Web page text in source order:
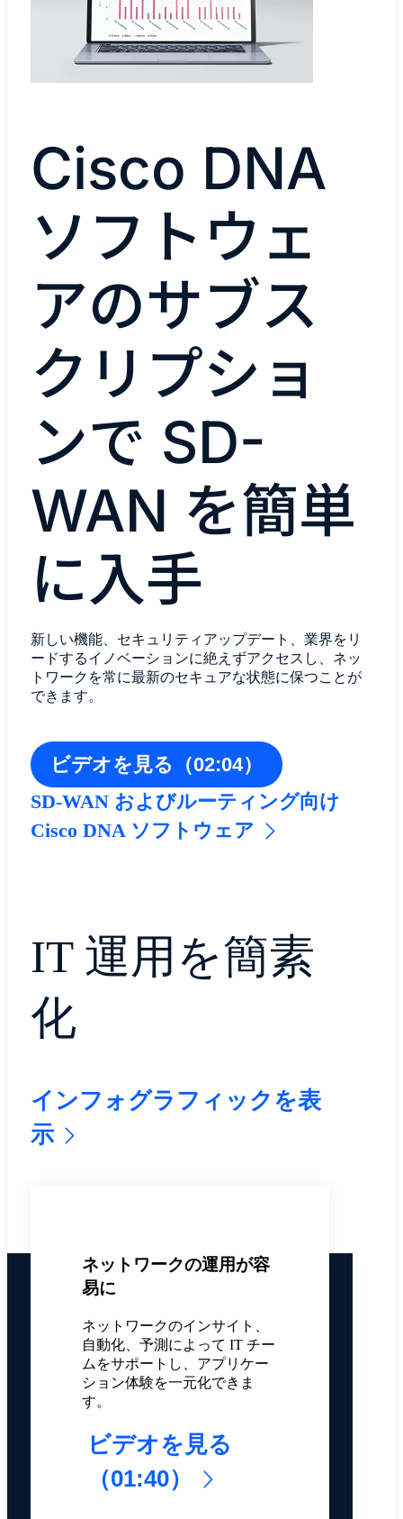
Cisco DNA
ソフトウェ
アのサブス
クリプショ
ンで SD-
WAN を簡単
に入手
新しい機能、セキュリティアップデート、業界をリ
ードするイノベーションに絶えずアクセスし、ネッ
トワークを常に最新のセキュアな状態に保つことが
できます。
ビデオを見る（02:04）
SD-WAN およびルーティング向け
Cisco DNA ソフトウェア
IT 運用を簡素
化
インフォグラフィックを表
示
ネットワークの運用が容
易に
ネットワークのインサイト、
自動化、予測によって IT チー
ムをサポートし、アプリケー
ション体験を一元化できま
す。
ビデオを見る
（01:40）